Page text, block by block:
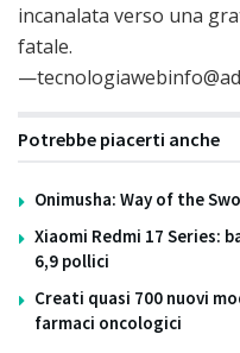
incanalata verso una
fatale.
Potrebbe piacerti anche
Onimusha: Way of the
Xiaomi Redmi 17 Series:
6,9 pollici
Creati quasi 700 nuovi
farmaci oncologici